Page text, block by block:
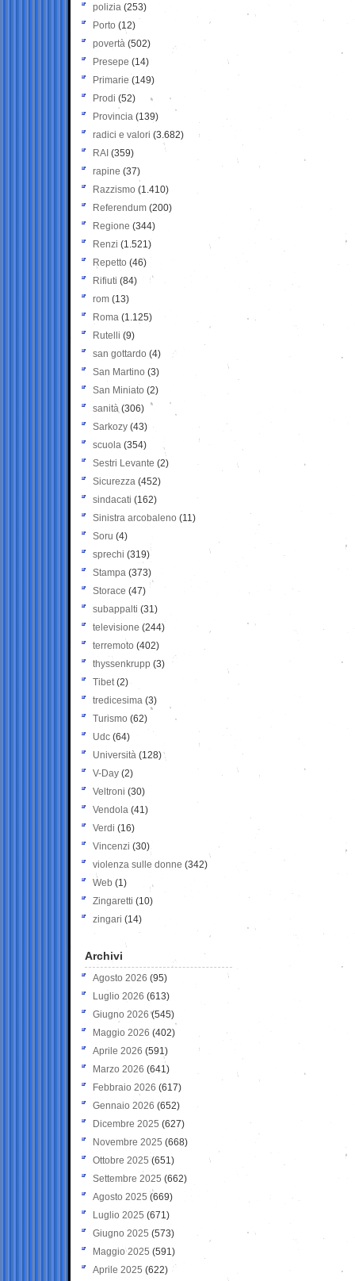
polizia (253)
Porto (12)
povertà (502)
Presepe (14)
Primarie (149)
Prodi (52)
Provincia (139)
radici e valori (3.682)
RAI (359)
rapine (37)
Razzismo (1.410)
Referendum (200)
Regione (344)
Renzi (1.521)
Repetto (46)
Rifiuti (84)
rom (13)
Roma (1.125)
Rutelli (9)
san gottardo (4)
San Martino (3)
San Miniato (2)
sanità (306)
Sarkozy (43)
scuola (354)
Sestri Levante (2)
Sicurezza (452)
sindacati (162)
Sinistra arcobaleno (11)
Soru (4)
sprechi (319)
Stampa (373)
Storace (47)
subappalti (31)
televisione(244)
terremoto (402)
thyssenkrupp (3)
Tibet(2)
tredicesima (3)
Turismo (62)
Udc (64)
Università (128)
V-Day (2)
Veltroni (30)
Vendola (41)
Verdi (16)
Vincenzi (30)
violenza sulle donne (342)
Web (1)
Zingaretti (10)
zingari (14)
Archivi
Agosto 2026 (95)
Luglio 2026 (613)
Giugno 2026 (545)
Maggio 2026 (402)
Aprile 2026 (591)
Marzo 2026 (641)
Febbraio 2026 (617)
Gennaio 2026 (652)
Dicembre 2025 (627)
Novembre 2025 (668)
Ottobre 2025 (651)
Settembre 2025 (662)
Agosto 2025 (669)
Luglio 2025 (671)
Giugno 2025 (573)
Maggio 2025 (591)
Aprile 2025 (622)